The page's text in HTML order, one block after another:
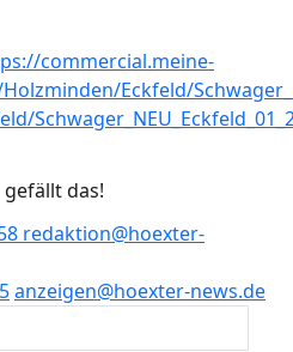
gefällt das!
redaktion@hoexter-
anzeigen@hoexter-news.de